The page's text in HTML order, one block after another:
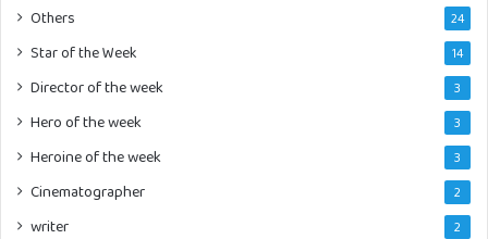
Others 24
Star of the Week 14
Director of the week 3
Hero of the week 3
Heroine of the week 3
Cinematographer 2
writer 2